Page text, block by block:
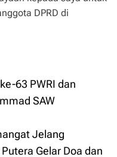
DPRD di
63 PWRI dan
SAW
Jelang
Gelar Doa dan